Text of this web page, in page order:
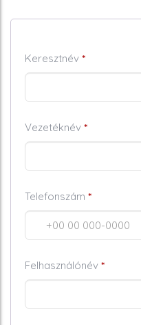
Keresztnév *
Vezetéknév *
Telefonszám *
Felhasználónév *Kötelező